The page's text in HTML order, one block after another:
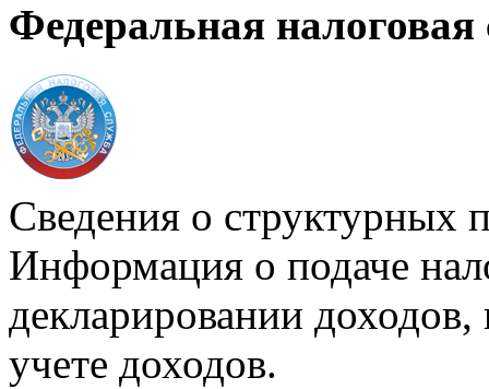
Федеральная налоговая
Сведения о структурных
Информация о подаче
декларировании доходов,
учете доходов.